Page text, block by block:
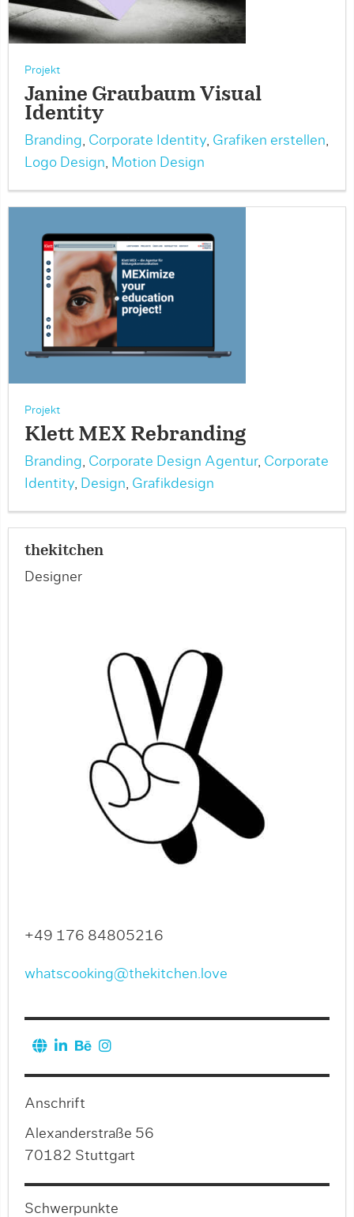
Projekt
Janine Graubaum Visual
Identity
Branding, Corporate Identity, Grafiken erstellen,
Logo Design, Motion Design
Projekt
Klett MEX Rebranding
Branding, Corporate Design Agentur, Corporate
Identity, Design, Grafikdesign
thekitchen
Designer
+49 176 84805216
whatscooking@thekitchen.love
Anschrift
Alexanderstraße 56
70182 Stuttgart
Schwerpunkte